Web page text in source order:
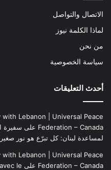
الاتصال والتواصل
لماذا الكلمة نيوز
من نحن
سياسة الخصوصية
أحدث التعليقات
Lebanon | Universal Peace
Federation – Canada على سفيرة
لمساعدة لبنان: كل تبرّع هو نور
Lebanon | Universal Peace
Federation – Canada على le